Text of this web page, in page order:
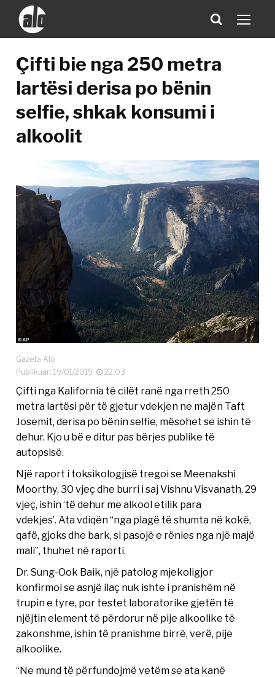
Çifti bie nga 250 metra
lartësi derisa po bënin
selfie, shkak konsumi i
alkoolit
Gazeta Alo
Publikuar: 19/01/2019
22:03
Çifti nga Kalifornia të cilët ranë nga rreth 250
metra lartësi për të gjetur vdekjen ne majën Taft
Josemit, derisa po bënin selfie, mësohet se ishin të
dehur. Kjo u bë e ditur pas bërjes publike të
autopsisë.
Një raport i toksikologjisë tregoi se Meenakshi
Moorthy, 30 vjeç dhe burri i saj Vishnu Visvanath, 29
vjeç, ishin ‘të dehur me alkool etilik para
vdekjes’. Ata vdiqën “nga plagë të shumta në kokë,
qafë, gjoks dhe bark, si pasojë e rënies nga një majë
mali”, thuhet në raporti.
Dr. Sung-Ook Baik, një patolog mjekoligjor
konfirmoi se asnjë ilaç nuk ishte i pranishëm në
trupin e tyre, por testet laboratorike gjetën të
njëjtin element të përdorur në pije alkoolike të
zakonshme, ishin të pranishme birrë, verë, pije
alkoolike.
“Ne mund të përfundojmë vetëm se ata kanë